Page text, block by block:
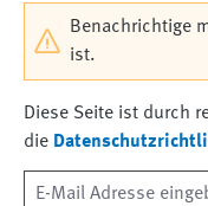
Benachrichtige
ist.
Diese Seite ist durch
die